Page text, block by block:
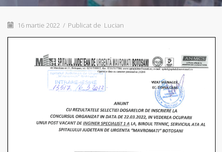
16 martie 2022 / Publicat de Lucian